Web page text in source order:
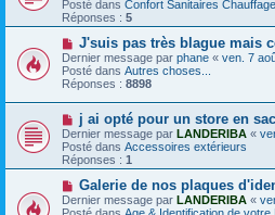
s
s
g
e
v
e
u
m
e
s
s
a
g
e
Posté dans Confort Sanitaires
Réponses : 5
N
o
u
v
e
a
u
m
e
s
s
a
g
e
J'suis pas très blague mais
Dernier message par phane « ven. 7
Posté dans Autres choses...
Réponses : 8898
N
o
u
v
e
a
m
j ai opté pour un store en
Dernier message par LANDERIBA «
Posté dans Accessoires extérieurs
Réponses : 1
N
o
u
Galerie de nos plaques
Dernier message par LANDERIBA «